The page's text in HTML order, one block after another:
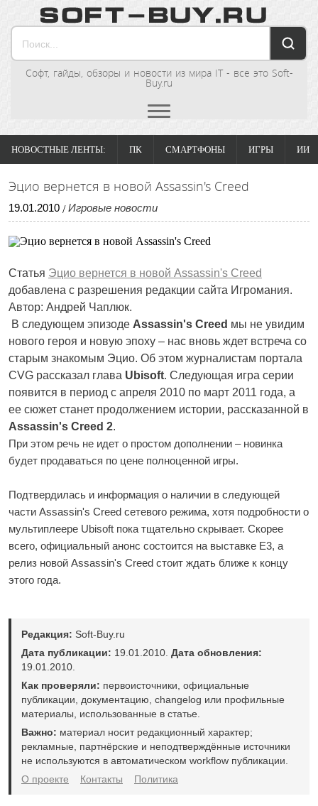
Софт, гайды, обзоры и новости из мира IT - все это Soft-
Buy.ru
НОВОСТНЫЕ ЛЕНТЫ: ПК СМАРТФОНЫ ИГРЫ ИИ
Эцио вернется в новой Assassin's Creed
19.01.2010 / Игровые новости
Статья Эцио вернется в новой Assassin's Creed
добавлена с разрешения редакции сайта Игромания.
Автор: Андрей Чаплюк.
В следующем эпизоде Assassin's Creed мы не увидим
нового героя и новую эпоху – нас вновь ждет встреча со
старым знакомым Эцио. Об этом журналистам портала
CVG рассказал глава Ubisoft. Следующая игра серии
появится в период с апреля 2010 по март 2011 года, а
ее сюжет станет продолжением истории, рассказанной в
Assassin's Creed 2.
При этом речь не идет о простом дополнении – новинка
будет продаваться по цене полноценной игры.
Подтвердилась и информация о наличии в следующей
части Assassin's Creed сетевого режима, хотя подробности о
мультиплеере Ubisoft пока тщательно скрывает. Скорее
всего, официальный анонс состоится на выставке Е3, а
релиз новой Assassin's Creed стоит ждать ближе к концу
этого года.
Редакция: Soft-Buy.ru
Дата публикации: 19.01.2010. Дата обновления:
19.01.2010.
Как проверяли: первоисточники, официальные
публикации, документацию, changelog или профильные
материалы, использованные в статье.
Важно: материал носит редакционный характер;
рекламные, партнёрские и неподтверждённые источники
не используются в автоматическом workflow публикации.
О проекте
Контакты Политика